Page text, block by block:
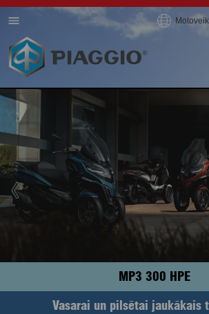
MP3 300 HPE
Vasarai un pilsētai jaukākais